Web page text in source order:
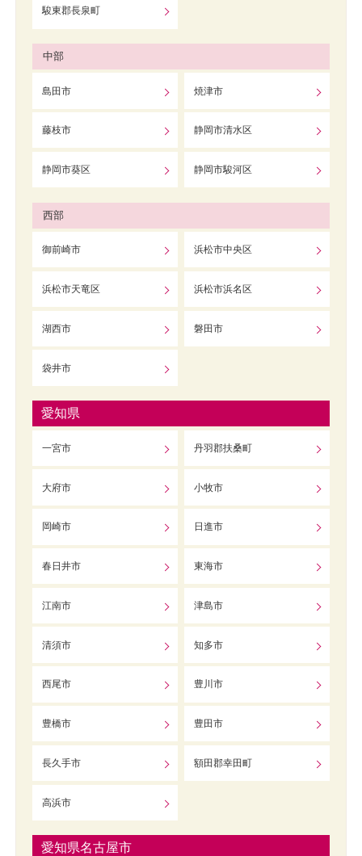
駿東郡長泉町
中部
島田市 焼津市
藤枝市 静岡市清水区
静岡市葵区 静岡市駿河区
西部
御前崎市 浜松市中央区
浜松市天竜区 浜松市浜名区
湖西市 磐田市
袋井市
愛知県
一宮市 丹羽郡扶桑町
大府市 小牧市
岡崎市 日進市
春日井市 東海市
江南市 津島市
清須市 知多市
西尾市 豊川市
豊橋市 豊田市
長久手市 額田郡幸田町
高浜市
愛知県名古屋市